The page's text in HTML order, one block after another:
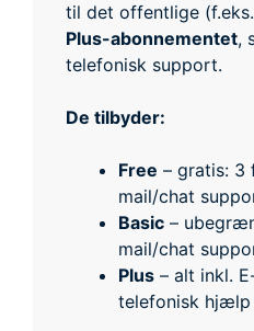
til det offentlige
Plus-abonnementet,
telefonisk support.
De tilbyder:
Free – gratis: 3
mail/chat
Basic –
mail/chat
Plus – alt inkl.
telefonisk hjælp